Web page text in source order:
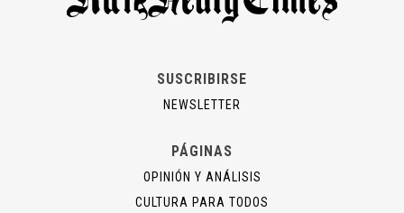
SUSCRIBIRSE
NEWSLETTER
PÁGINAS
OPINIÓN Y ANÁLISIS
CULTURA PARA TODOS